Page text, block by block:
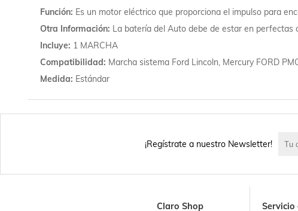
Función Es un motor eléctrico que proporciona el impulso para
Otra Información La batería del Auto debe de estar en perfectas
Incluye 1 MARCHA
Compatibilidad Marcha sistema Ford Lincoln, Mercury FORD
Medida Estándar
¡Regístrate a nuestro Newsletter!
Claro Shop Servicio